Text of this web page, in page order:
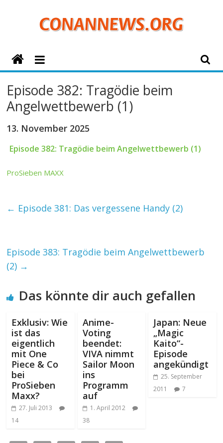
ConanNews.org
Conan
News
Episode 382: Tragödie beim
Angelwettbewerb (1)
13. November 2025
Episode 382: Tragödie beim Angelwettbewerb (1)
ProSieben MAXX
← Episode 381: Das vergessene Handy (2)
Episode 383: Tragödie beim Angelwettbewerb
(2) →
Das könnte dir auch gefallen
Exklusiv: Wie
ist das
eigentlich
mit One
Piece & Co
bei
ProSieben
Maxx?
27. Juli 2013
14
Anime-
Voting
beendet:
VIVA nimmt
Sailor Moon
ins
Programm
auf
1. April 2012
38
Japan: Neue
„Magic
Kaito“-
Episode
angekündigt
25. September
2011
7